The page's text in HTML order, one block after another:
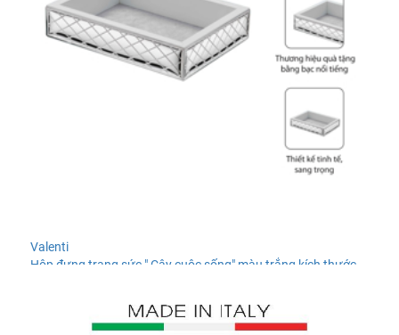
Valenti
Hộp đựng trang sức " Cây cuộc sống",màu trắng,kích thước